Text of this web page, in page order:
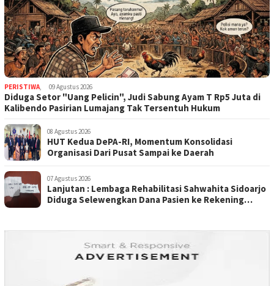
PERISTIWA, 09 Agustus 2026
Diduga Setor "Uang Pelicin", Judi Sabung Ayam T Rp5 Juta di
Kalibendo Pasirian Lumajang Tak Tersentuh Hukum
08 Agustus 2026
HUT Kedua DePA-RI, Momentum Konsolidasi
Organisasi Dari Pusat Sampai ke Daerah
07 Agustus 2026
Lanjutan : Lembaga Rehabilitasi Sahwahita Sidoarjo
Diduga Selewengkan Dana Pasien ke Rekening